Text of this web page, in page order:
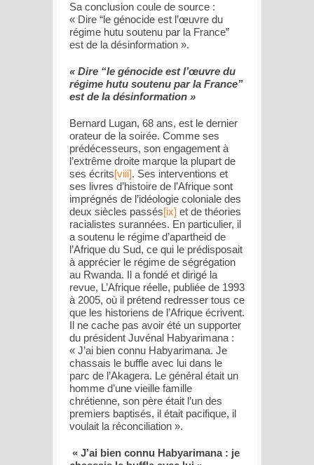
Sa conclusion coule de source :
« Dire “le génocide est l’œuvre du
régime hutu soutenu par la France”
est de la désinformation ».
« Dire “le génocide est l’œuvre du
régime hutu soutenu par la France”
est de la désinformation »
Bernard Lugan, 68 ans, est le dernier
orateur de la soirée. Comme ses
prédécesseurs, son engagement à
l’extrême droite marque la plupart de
ses écrits[viii]. Ses interventions et
ses livres d’histoire de l’Afrique sont
imprégnés de l’idéologie coloniale des
deux siècles passés[ix] et de théories
racialistes surannées. En particulier, il
a soutenu le régime d’apartheid de
l’Afrique du Sud, ce qui le prédisposait
à apprécier le régime de ségrégation
au Rwanda. Il a fondé et dirigé la
revue, L’Afrique réelle, publiée de 1993
à 2005, où il prétend redresser tous ce
que les historiens de l’Afrique écrivent.
Il ne cache pas avoir été un supporter
du président Juvénal Habyarimana :
« J’ai bien connu Habyarimana. Je
chassais le buffle avec lui dans le
parc de l’Akagera. Le général était un
homme d’une vieille famille
chrétienne, son père était l’un des
premiers baptisés, il était pacifique, il
voulait la réconciliation ».
« J’ai bien connu Habyarimana : je